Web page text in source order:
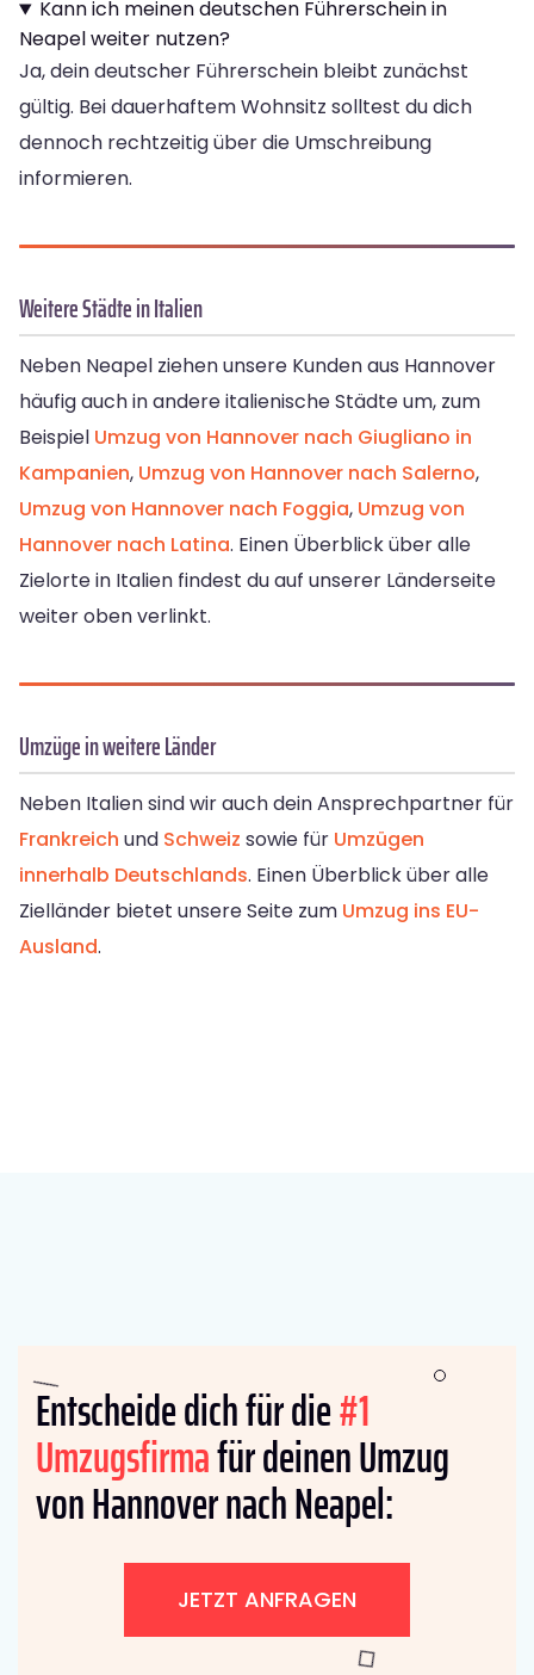
Kann ich meinen deutschen Führerschein in
Neapel weiter nutzen?
Ja, dein deutscher Führerschein bleibt zunächst
gültig. Bei dauerhaftem Wohnsitz solltest du dich
dennoch rechtzeitig über die Umschreibung
informieren.
Weitere Städte in Italien
Neben Neapel ziehen unsere Kunden aus Hannover
häufig auch in andere italienische Städte um, zum
Beispiel Umzug von Hannover nach Giugliano in
Kampanien, Umzug von Hannover nach Salerno,
Umzug von Hannover nach Foggia, Umzug von
Hannover nach Latina. Einen Überblick über alle
Zielorte in Italien findest du auf unserer Länderseite
weiter oben verlinkt.
Umzüge in weitere Länder
Neben Italien sind wir auch dein Ansprechpartner für
Frankreich und Schweiz sowie für Umzügen
innerhalb Deutschlands. Einen Überblick über alle
Zielländer bietet unsere Seite zum Umzug ins EU-
Ausland.
Entscheide dich für die#1
Umzugsfirmafür deinen Umzug
von Hannover nach Neapel:
JETZT ANFRAGEN